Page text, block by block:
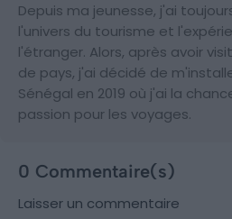
Depuis ma jeunesse, j'ai
l'univers du tourisme et
l'étranger. Alors, après avoir
de pays, j'ai décidé de
Sénégal en 2019 où j'ai la
passion pour les voyages.
0 Commentaire(s)
Laisser un commentaire